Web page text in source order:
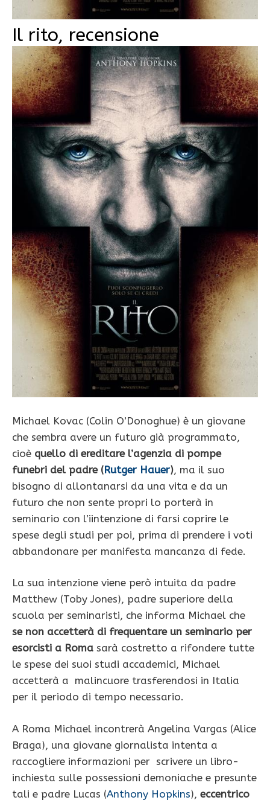
Il rito, recensione
Michael Kovac (Colin O’Donoghue) è un giovane
che sembra avere un futuro già programmato,
cioè quello di ereditare l’agenzia di pompe
funebri del padre (Rutger Hauer), ma il suo
bisogno di allontanarsi da una vita e da un
futuro che non sente propri lo porterà in
seminario con l’iintenzione di farsi coprire le
spese degli studi per poi, prima di prendere i voti
abbandonare per manifesta mancanza di fede.
La sua intenzione viene però intuita da padre
Matthew (Toby Jones), padre superiore della
scuola per seminaristi, che informa Michael che
se non accetterà di frequentare un seminario per
esorcisti a Roma sarà costretto a rifondere tutte
le spese dei suoi studi accademici, Michael
accetterà a malincuore trasferendosi in Italia
per il periodo di tempo necessario.
A Roma Michael incontrerà Angelina Vargas (Alice
Braga), una giovane giornalista intenta a
raccogliere informazioni per scrivere un libro-
inchiesta sulle possessioni demoniache e presunte
tali e padre Lucas (Anthony Hopkins), eccentrico